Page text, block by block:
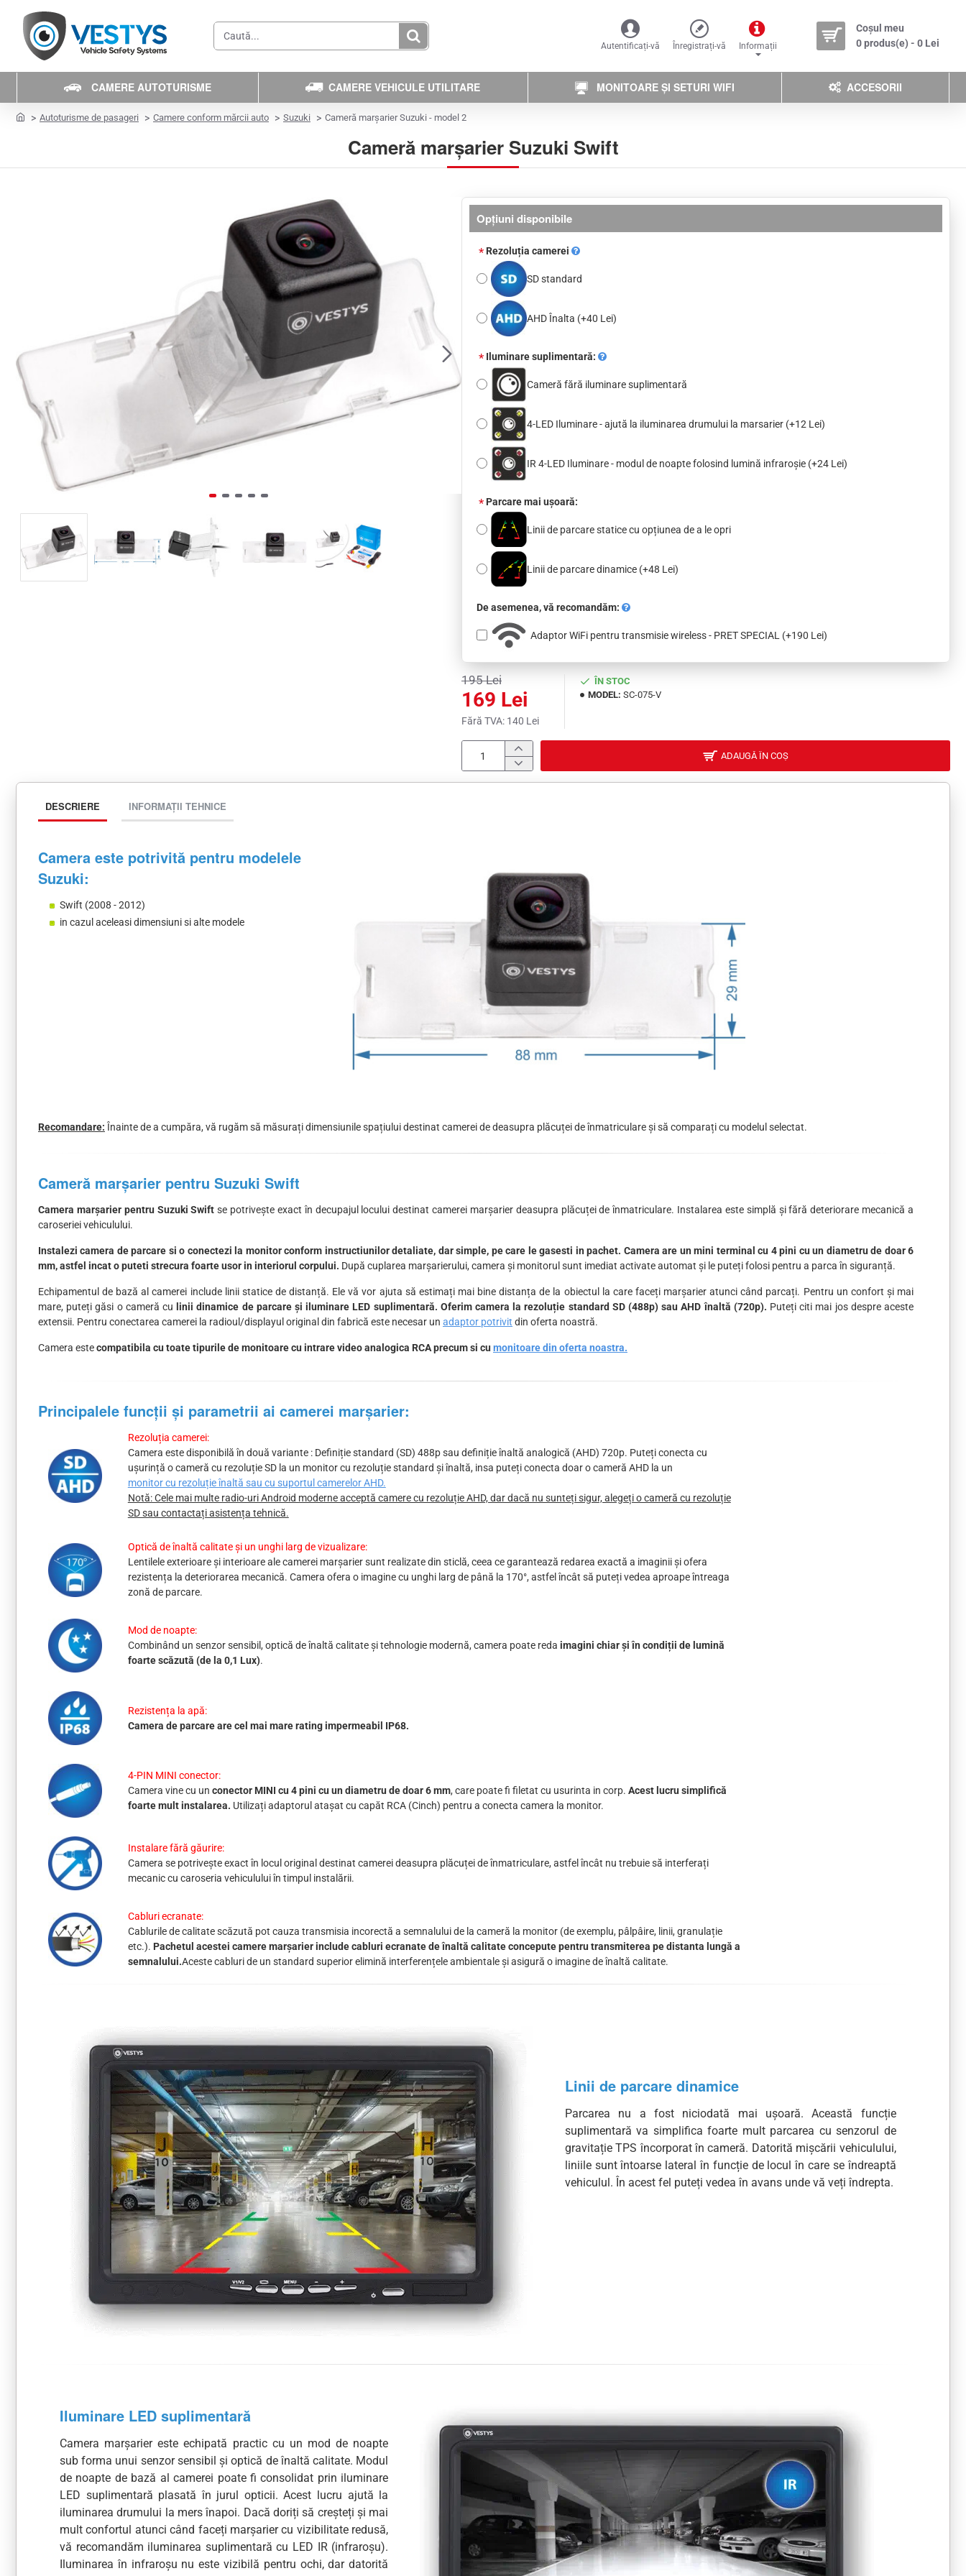
Caută... Autentificați-vă Înregistrați-vă Informații
Coșul meu
0 produs(e) - 0 Lei
CAMERE AUTOTURISME CAMERE VEHICULE UTILITARE MONITOARE ȘI SETURI WIFI ACCESORII
Cameră marșarier Suzuki Swift
homeAutoturisme de pasageri Camere conform mărcii auto Suzuki Cameră marșarier Suzuki - model 2
169 Lei
195 Lei
Fără TVA: 140 Lei
ÎN STOC
MODEL: SC-075-V
Opţiuni disponibile
Rezoluția camerei
SD standard
AHD Înalta (+40 Lei)
Iluminare suplimentară:
Cameră fără iluminare suplimentară
4-LED Iluminare - ajută la iluminarea drumului la marsarier (+12 Lei)
IR 4-LED Iluminare - modul de noapte folosind lumină infraroșie (+24 Lei)
Parcare mai ușoară:
Linii de parcare statice cu opțiunea de a le opri
Linii de parcare dinamice (+48 Lei)
De asemenea, vă recomandăm:
Adaptor WiFi pentru transmisie wireless - PRET SPECIAL (+190 Lei)
ADAUGĂ ÎN COȘ
DESCRIERE INFORMAȚII TEHNICE
Camera este potrivită pentru modelele
Suzuki:
Swift (2008 - 2012)
in cazul aceleasi dimensiuni si alte modele
Recomandare: Înainte de a cumpăra, vă rugăm să măsurați dimensiunile spațiului destinat camerei de deasupra plăcuței de înmatriculare și să comparați cu modelul selectat.
Cameră marșarier pentru Suzuki Swift
Camera marșarier pentru Suzuki Swift se potrivește exact în decupajul locului destinat camerei marșarier deasupra plăcuței de înmatriculare. Instalarea este simplă și fără deteriorare mecanică a
caroseriei vehiculului.
Instalezi camera de parcare si o conectezi la monitor conform instructiunilor detaliate, dar simple, pe care le gasesti in pachet. Camera are un mini terminal cu 4 pini cu un diametru de doar 6
mm, astfel incat o puteti strecura foarte usor in interiorul corpului. După cuplarea marșarierului, camera și monitorul sunt imediat activate automat și le puteți folosi pentru a parca în siguranță.
Echipamentul de bază al camerei include linii statice de distanță. Ele vă vor ajuta să estimați mai bine distanța de la obiectul la care faceți marșarier atunci când parcați. Pentru un confort și mai
mare, puteți găsi o cameră cu linii dinamice de parcare și iluminare LED suplimentară. Oferim camera la rezoluție standard SD (488p) sau AHD înaltă (720p). Puteți citi mai jos despre aceste
extensii. Pentru conectarea camerei la radioul/displayul original din fabrică este necesar un adaptor potrivit din oferta noastră.
Camera estecompatibila cu toate tipurile de monitoare cu intrare video analogica RCA precum si cu monitoare din oferta noastra.
Principalele funcții și parametrii ai camerei marșarier:
Rezoluția camerei:
Camera este disponibilă în două variante : Definiție standard (SD) 488p sau definiție înaltă analogică (AHD) 720p. Puteți conecta cu
ușurință o cameră cu rezoluție SD la un monitor cu rezoluție standard și înaltă, insa puteți conecta doar o cameră AHD la un
monitor cu rezoluție înaltă sau cu suportul camerelor AHD.
Notă: Cele mai multe radio-uri Android moderne acceptă camere cu rezoluție AHD, dar dacă nu sunteți sigur, alegeți o cameră cu rezoluție
SD sau contactați asistența tehnică.
Optică de înaltă calitate și un unghi larg de vizualizare:
Lentilele exterioare și interioare ale camerei marșarier sunt realizate din sticlă, ceea ce garantează redarea exactă a imaginii și ofera
rezistența la deteriorarea mecanică. Camera ofera o imagine cu unghi larg de până la 170°, astfel încât să puteți vedea aproape întreaga
zonă de parcare.
Mod de noapte:
Combinând un senzor sensibil, optică de înaltă calitate și tehnologie modernă, camera poate reda imagini chiar și în condiții de lumină
foarte scăzută (de la 0,1 Lux).
Rezistența la apă:
Camera de parcare are cel mai mare rating impermeabil IP68.
4-PIN MINI conector:
Camera vine cu un conector MINI cu 4 pini cu un diametru de doar 6 mm, care poate fi filetat cu usurinta in corp. Acest lucru simplifică
foarte mult instalarea. Utilizați adaptorul atașat cu capăt RCA (Cinch) pentru a conecta camera la monitor.
Instalare fără găurire:
Camera se potrivește exact în locul original destinat camerei deasupra plăcuței de înmatriculare, astfel încât nu trebuie să interferați
mecanic cu caroseria vehiculului în timpul instalării.
Cabluri ecranate:
Cablurile de calitate scăzută pot cauza transmisia incorectă a semnalului de la cameră la monitor (de exemplu, pâlpâire, linii, granulație
etc.). Pachetul acestei camere marșarier include cabluri ecranate de înaltă calitate concepute pentru transmiterea pe distanta lungă a
semnalului.Aceste cabluri de un standard superior elimină interferențele ambientale și asigură o imagine de înaltă calitate.
Linii de parcare dinamice
Parcarea nu a fost niciodată mai ușoară. Această funcție
suplimentară va simplifica foarte mult parcarea cu senzorul de
gravitație TPS încorporat în cameră. Datorită mișcării vehiculului,
liniile sunt întoarse lateral în funcție de locul în care se îndreaptă
vehiculul. În acest fel puteți vedea în avans unde vă veți îndrepta.
Iluminare LED suplimentară
Camera marșarier este echipată practic cu un mod de noapte
sub forma unui senzor sensibil și optică de înaltă calitate. Modul
de noapte de bază al camerei poate fi consolidat prin iluminare
LED suplimentară plasată în jurul opticii. Acest lucru ajută la
iluminarea drumului la mers înapoi. Dacă doriți să creșteți și mai
mult confortul atunci când faceți marșarier cu vizibilitate redusă,
vă recomandăm iluminarea suplimentară cu LED IR (infraroșu).
Iluminarea în infraroșu nu este vizibilă pentru ochi, dar datorită